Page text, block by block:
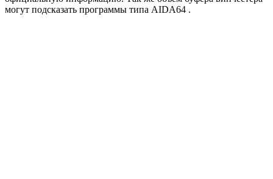
могут подсказать программы типа AIDA64 .